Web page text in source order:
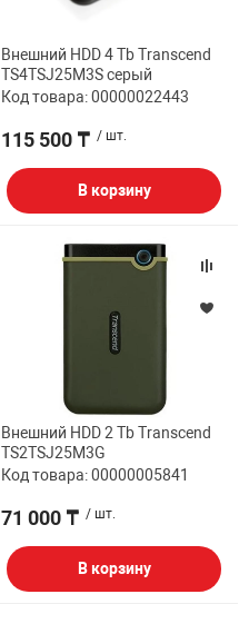
Внешний HDD 4 Tb Transcend
TS4TSJ25M3S серый
Код товара: 00000022443
115 500 ₸ / шт.
В корзину
Внешний HDD 2 Tb Transcend
TS2TSJ25M3G
Код товара: 00000005841
71 000 ₸ / шт.
В корзину